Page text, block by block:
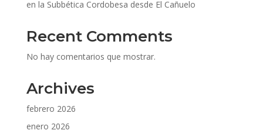
en la Subbética Cordobesa desde El Cañuelo
Recent Comments
No hay comentarios que mostrar.
Archives
febrero 2026
enero 2026